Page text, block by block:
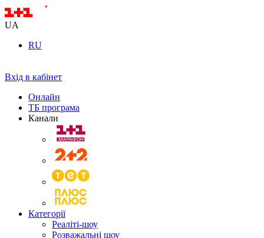
UA
RU
Вхід в кабінет
Онлайн
ТБ програма
Канали
Категорії
Реаліті-шоу
Розважальні шоу